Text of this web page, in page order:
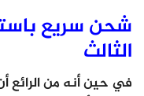
شحن سريع
الثالث
في حين أنه من الرائع